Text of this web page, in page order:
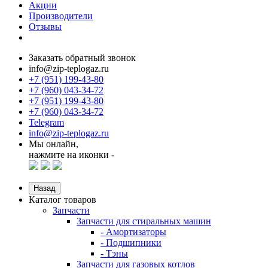
Акции
Производители
Отзывы
Заказать обратный звонок
info@zip-teplogaz.ru
+7 (951) 199-43-80
+7 (960) 043-34-72
+7 (951) 199-43-80
+7 (960) 043-34-72
Telegram
info@zip-teplogaz.ru
Мы онлайн,
нажмите на иконки -
Назад
Каталог товаров
Запчасти
Запчасти для стиральных машин
- Амортизаторы
- Подшипники
- Тэны
Запчасти для газовых котлов